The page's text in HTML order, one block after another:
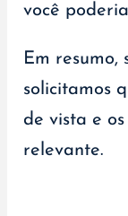
você
Em
solicitamos
de vista e
relevante.